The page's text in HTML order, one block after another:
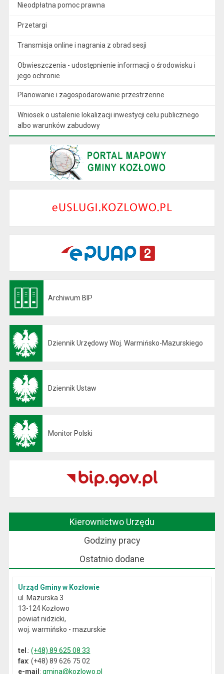
Nieodpłatna pomoc prawna
Przetargi
Transmisja online i nagrania z obrad sesji
Obwieszczenia - udostępnienie informacji o środowisku i
jego ochronie
Planowanie i zagospodarowanie przestrzenne
Wniosek o ustalenie lokalizacji inwestycji celu publicznego
albo warunków zabudowy
Archiwum BIP
Dziennik Urzędowy Woj. Warmińsko-Mazurskiego
Dziennik Ustaw
Monitor Polski
Kierownictwo Urzędu
Godziny pracy
Ostatnio dodane
Urząd Gminy w Kozłowie
ul. Mazurska 3
13-124 Kozłowo
powiat nidzicki,
woj. warmińsko - mazurskie
tel .:(+48) 89 625 08 33
fax: (+48) 89 626 75 02
e-mail:gmina@kozlowo.pl